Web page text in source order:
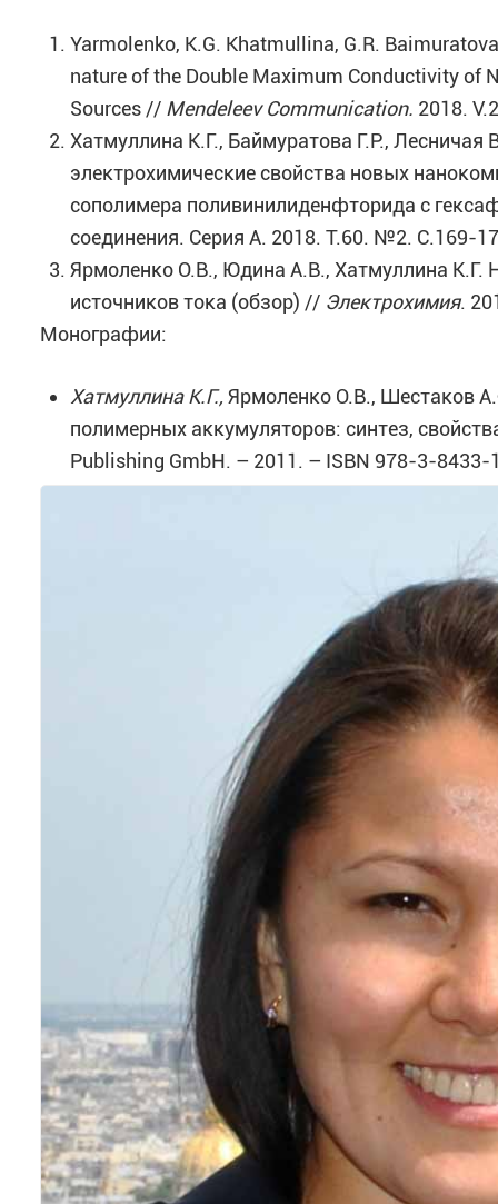
Yarmolenko, K.G. Khatmullina, G.R. Baimuratova
nature of the Double Maximum Conductivity of
Sources // Mendeleev Communication. 2018.
Хатмуллина К.Г., Баймуратова Г.Р.,
электрохимические свойства новых
сополимера поливинилиденфторида с
соединения. Серия А. 2018. Т.60. №2. С.169-
Ярмоленко О.В., Юдина А.В., Хатмуллина
источников тока (обзор) // Электрохимия.
Монографии:
Хатмуллина К.Г., Ярмоленко О.В., Шестаков
полимерных аккумуляторов: синтез,
Publishing GmbH. – 2011. – ISBN 978-3-8433-